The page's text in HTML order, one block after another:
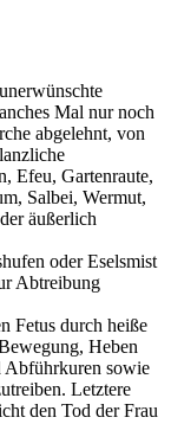
Mal nur noch
abgelehnt, von
Efeu, Gartenraute,
Salbei, Wermut,
äußerlich
oder Eselsmist
Abtreibung
Fetus durch heiße
Heben
Abführkuren sowie
Letztere
den Tod der Frau